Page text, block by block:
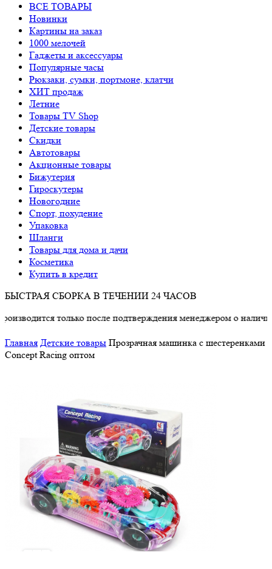
ВСЕ ТОВАРЫ
Новинки
Картины на заказ
1000 мелочей
Гаджеты и аксессуары
Популярные часы
Рюкзаки, сумки, портмоне, клатчи
ХИТ продаж
Летние
Товары TV Shop
Детские товары
Cкидки
Автотовары
Акционные товары
Бижутерия
Гироскутеры
Новогодние
Спорт, похудение
Упаковка
Шланги
Товары для дома и дачи
Косметика
Купить в кредит
БЫСТРАЯ СБОРКА В ТЕЧЕНИИ 24 ЧАСОВ
только после подтверждения менеджером о наличии
Главная Детские товары Прозрачная машинка с шестеренками
Concept Racing оптом